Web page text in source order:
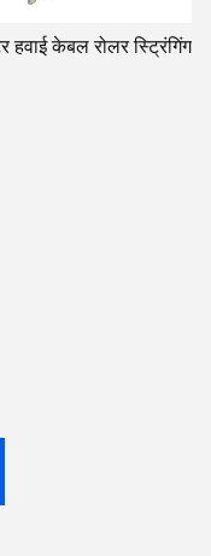
हवाई केबल रोलर स्ट्रिंगिंग